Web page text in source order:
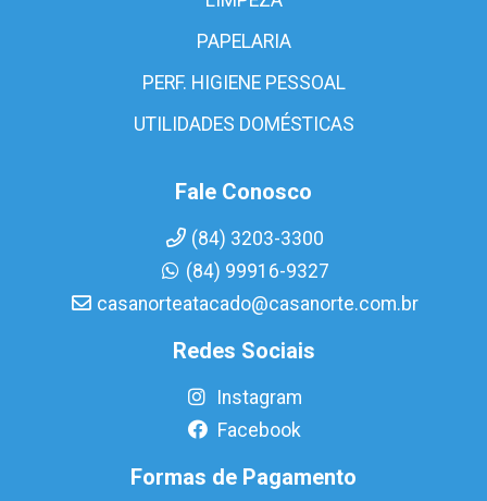
PAPELARIA
PERF. HIGIENE PESSOAL
UTILIDADES DOMÉSTICAS
Fale Conosco
(84) 3203-3300
(84) 99916-9327
casanorteatacado@casanorte.com.br
Redes Sociais
Instagram
Facebook
Formas de Pagamento